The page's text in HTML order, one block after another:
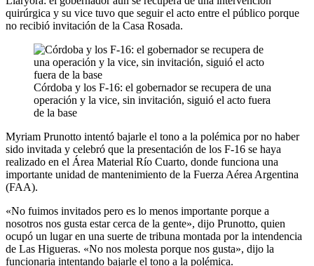
quirúrgica y su vice tuvo que seguir el acto entre el público porque
no recibió invitación de la Casa Rosada.
Córdoba y los F-16: el gobernador se recupera de una
operación y la vice, sin invitación, siguió el acto fuera
de la base
Myriam Prunotto intentó bajarle el tono a la polémica por no haber
sido invitada y celebró que la presentación de los F-16 se haya
realizado en el Área Material Río Cuarto, donde funciona una
importante unidad de mantenimiento de la Fuerza Aérea Argentina
(FAA).
«No fuimos invitados pero es lo menos importante porque a
nosotros nos gusta estar cerca de la gente», dijo Prunotto, quien
ocupó un lugar en una suerte de tribuna montada por la intendencia
de Las Higueras. «No nos molesta porque nos gusta», dijo la
funcionaria intentando bajarle el tono a la polémica.